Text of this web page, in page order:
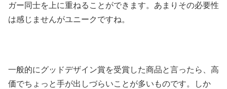
ガー同士を上に重ねることができます。あまりその必要性
は感じませんがユニークですね。
一般的にグッドデザイン賞を受賞した商品と言ったら、高
価でちょっと手が出しづらいことが多いものです。しか